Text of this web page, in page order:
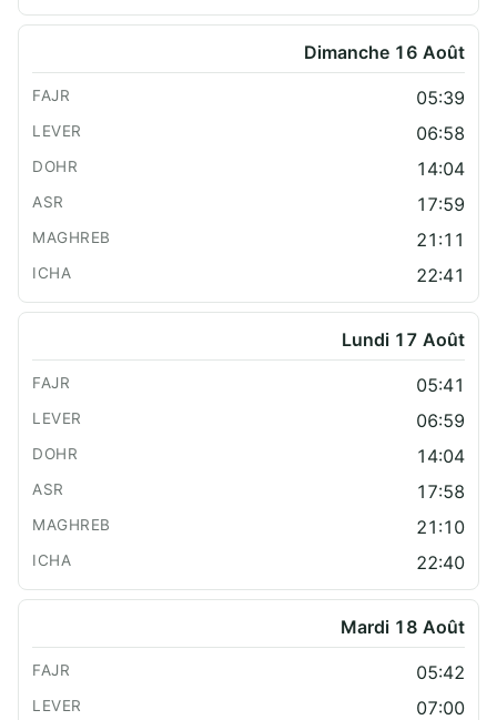
Dimanche 16 Août
05:39
06:58
14:04
17:59
21:11
22:41
Lundi 17 Août
05:41
06:59
14:04
17:58
21:10
22:40
Mardi 18 Août
05:42
07:00